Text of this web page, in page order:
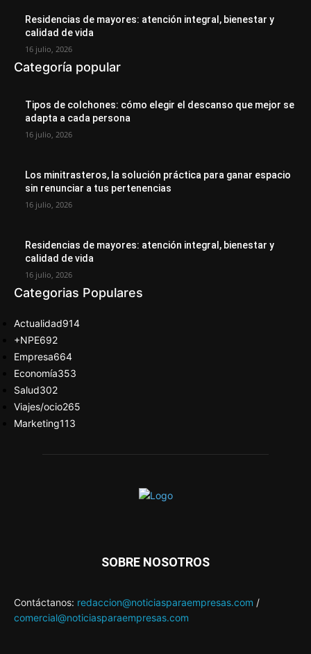
Residencias de mayores: atención integral, bienestar y
calidad de vida
16 julio, 2026
Categoría popular
Tipos de colchones: cómo elegir el descanso que mejor se
adapta a cada persona
16 julio, 2026
Los minitrasteros, la solución práctica para ganar espacio
sin renunciar a tus pertenencias
16 julio, 2026
Residencias de mayores: atención integral, bienestar y
calidad de vida
16 julio, 2026
Categorias Populares
Actualidad914
+NPE692
Empresa664
Economía353
Salud302
Viajes/ocio265
Marketing113
SOBRE NOSOTROS
Contáctanos: redaccion@noticiasparaempresas.com /
comercial@noticiasparaempresas.com